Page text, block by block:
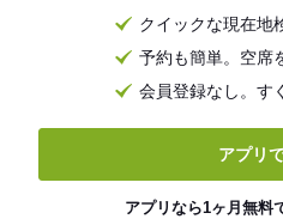
クイックな現在地
予約も簡単。空席
会員登録なし。す
アプリ
アプリなら1ヶ月無料